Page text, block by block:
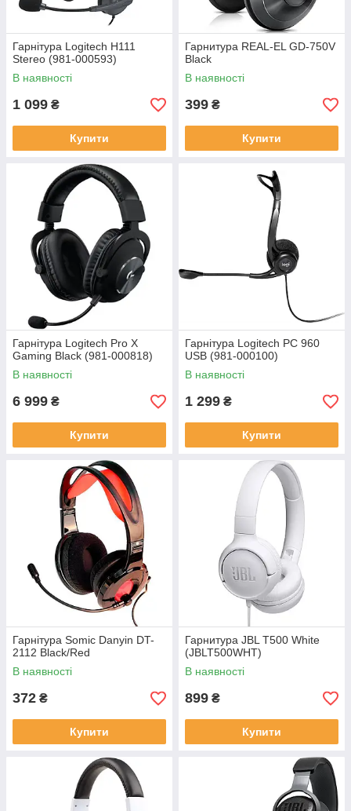
Гарнітура Logitech H111
Stereo (981-000593)
В наявності
1 099 ₴
Купити
Гарнитура REAL-EL GD-750V
Black
В наявності
399 ₴
Купити
Гарнітура Logitech Pro X
Gaming Black (981-000818)
В наявності
6 999 ₴
Купити
Гарнітура Logitech PC 960
USB (981-000100)
В наявності
1 299 ₴
Купити
Гарнітура Somic Danyin DT-
2112 Black/Red
В наявності
372 ₴
Купити
Гарнитура JBL T500 White
(JBLT500WHT)
В наявності
899 ₴
Купити